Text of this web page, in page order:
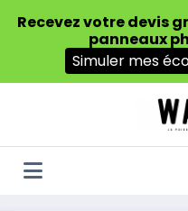
Recevez votre devis
panneaux
Simuler mes